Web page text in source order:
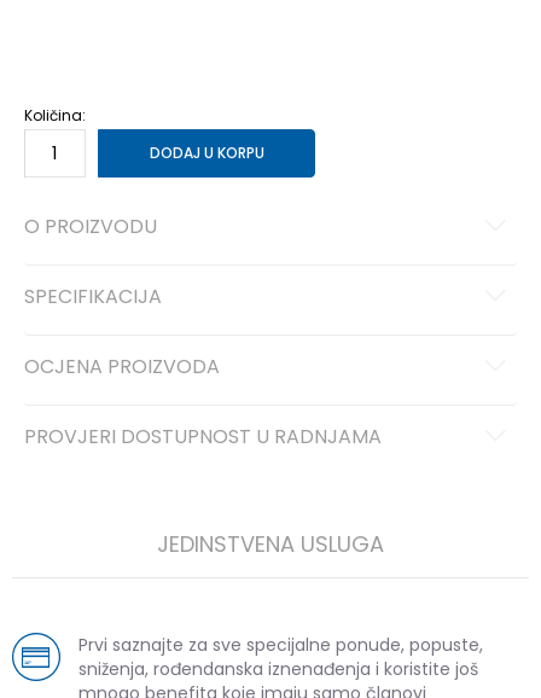
Količina:
DODAJ U KORPU
O PROIZVODU
SPECIFIKACIJA
OCJENA PROIZVODA
PROVJERI DOSTUPNOST U RADNJAMA
JEDINSTVENA USLUGA
Prvi saznajte za sve specijalne ponude, popuste,
sniženja, rođendanska iznenađenja i koristite još
mnogo benefita koje imaju samo članovi